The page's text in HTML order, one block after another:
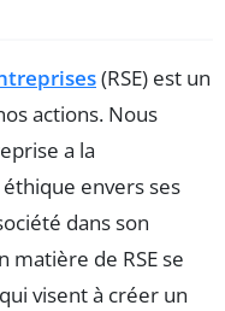
(RSE) est un
actions. Nous
a la
envers ses
dans son
de RSE se
visent à créer un